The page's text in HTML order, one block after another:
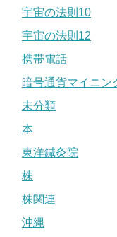
宇宙の法則10
宇宙の法則12
携帯電話
暗号通貨マイニン
未分類
本
東洋鍼灸院
株
株関連
沖縄